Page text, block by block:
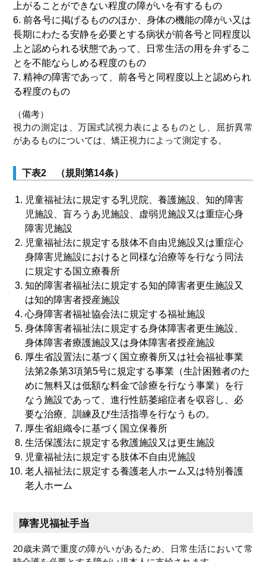
上がることができない程度の障がいを有するもの
6. 前各号に掲げるもののほか、身体の機能の障がい又は
長期にわたる安静を必要とする病状が前各号と同程度以
上と認められる状態であって、日常生活の用を弁ずるこ
とを不能ならしめる程度のもの
7. 精神の障害であって、前各号と同程度以上と認められ
る程度のもの
（備考）
視力の測定は、万国式試視力表によるものとし、屈折異常
があるものについては、矯正視力によって測定する。
下表2 （規則第14条）
児童福祉法に規定する乳児院、養護施設、知的障害
児施設、盲ろうあ児施設、虚弱児施設又は重症心身
障害児施設
児童福祉法に規定する肢体不自由児施設又は重症心
身障害児施設におけると同様な治療等を行なう同法
に規定する国立療養所
知的障害者福祉法に規定する知的障害者更生施設又
は知的障害者授産施設
心身障害者福祉協会法に規定する福祉施設
身体障害者福祉法に規定する身体障害者更生施設、
身体障害者療護施設又は身体障害者授産施設
厚生省設置法に基づく国立療養所又は社会福祉事業
法第2条第3項第5号に規定する事業（生計困難者のた
めに無料又は低額な料金で診療を行なう事業）を行
なう施設であって、進行性筋萎縮症者を収容し、必
要な治療、訓練及び生活指導を行なうもの。
厚生省組織令に基づく国立保養所
生活保護法に規定する救護施設又は更生施設
児童福祉法に規定する肢体不自由児施設
老人福祉法に規定する養護老人ホーム又は特別養護
老人ホーム
障害児福祉手当
20歳未満で重度の障がいがあるため、日常生活において常